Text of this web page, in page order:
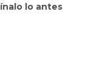
lo antes